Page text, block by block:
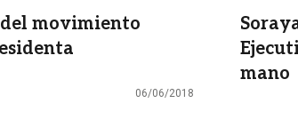
movimiento
06/06/2018
mano